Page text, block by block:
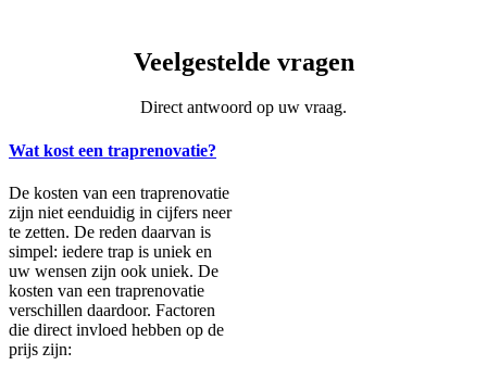
Veelgestelde vragen
Direct antwoord op uw vraag.
Wat kost een traprenovatie?
De kosten van een traprenovatie
zijn niet eenduidig in cijfers neer
te zetten. De reden daarvan is
simpel: iedere trap is uniek en
uw wensen zijn ook uniek. De
kosten van een traprenovatie
verschillen daardoor. Factoren
die direct invloed hebben op de
prijs zijn: